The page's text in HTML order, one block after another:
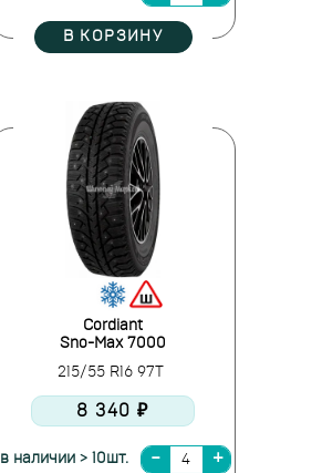
В КОРЗИНУ
Cordiant
Sno-Max 7000
215/55 R16 97T
8 340 ₽
в наличии > 10шт.